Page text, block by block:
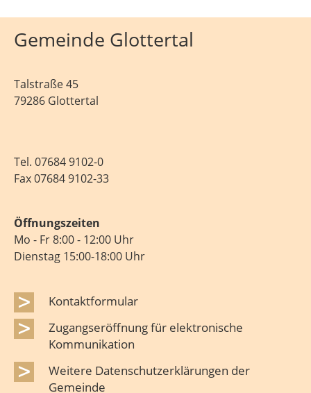
Gemeinde Glottertal
Talstraße 45
79286 Glottertal
Tel. 07684 9102-0
Fax 07684 9102-33
Öffnungszeiten
Mo - Fr 8:00 - 12:00 Uhr
Dienstag 15:00-18:00 Uhr
Kontaktformular
Zugangseröffnung für elektronische
Kommunikation
Weitere Datenschutzerklärungen der
Gemeinde